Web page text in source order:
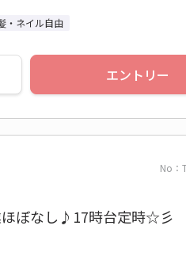
・ネイル自由
エントリー
No：
ほぼなし♪17時台定時☆彡